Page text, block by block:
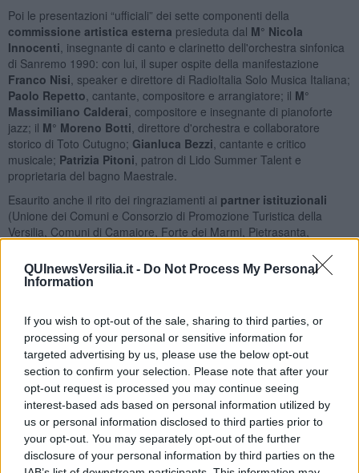
QUInewsVersilia.it - Do Not Process My Personal
Information
If you wish to opt-out of the sale, sharing to third parties, or
processing of your personal or sensitive information for
targeted advertising by us, please use the below opt-out
section to confirm your selection. Please note that after your
opt-out request is processed you may continue seeing
interest-based ads based on personal information utilized by
us or personal information disclosed to third parties prior to
your opt-out. You may separately opt-out of the further
disclosure of your personal information by third parties on the
Poi le presentazioni “ufficiali” dei sette componenti della
commissione artistica esterna presieduta dal M° Nicola
Innocenti , insegnante di canto e clarinetto dell'orchestra sinfonica
di Sanremo 1990: con lui, il super ospite della manifestazione
Franco Nisi , speaker e direttore di RadioItalia Solo Musica Italiana;
Paolo Repetto , cantante, compositore e arrangiatore; il M°
Massimiliano Calderai , compositore e insegnante di pianoforte
jazz; il M° Moreno Botti , direttore d'orchestra e collaboratore
storico di Toto Cutugno; Gianluca Bezzi , cantante e critico
musicale; Patrizia Pitoni , patron di Lido Summer Talent e
proprietaria del bagno Maestrale.
Esaurito anche il rito dei ringraziamenti ai partner istituzionali
(Unione dei Comuni e Consorzio di Promozione Turistica della
Versilia, Comuni di Camaiore, Forte dei Marmi, Pietrasanta,
mancheha messo i concorrenti a confronto sul “cavallo di
battaglia”: promossi Jessica Piscitelli, Martina Cecchini e Lorenzo
Nella seconda, sfide testa a testa (accoppiamenti sorteggiati sul
palco) su brani del Festival di Sanremo:Martina Cecchiniha
prevalso su Jessica Piscitelli cantando “Fa' che non sia mai”
(Eramo e Passavanti, Sanremo Giovani 1996);Eleonora Tirrito
con “Tutto quello che un uomo” (Sergio Cammariere, Sanremo
2003) ha avuto la meglio su un'apprezzatissima Angelica Lo Porto;
Lorenzo Ghisellil'ha spuntata all'ultimo voto su Marc Lee,
interpretando “Uomo senza età” (Francesco Renga, Sanremo
2009).